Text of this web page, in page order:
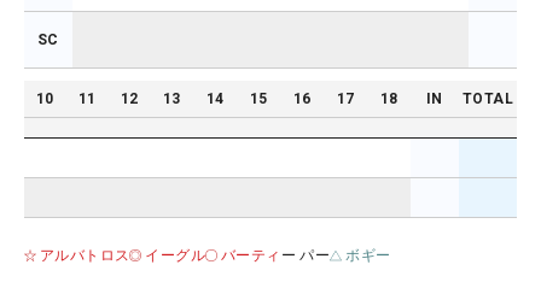
SC
10 11 12 13 14 15 16 17 18 IN TOTAL
アルバトロス イーグル バーティ ー パー ボギー